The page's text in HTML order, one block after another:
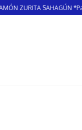
SAHAGÚN *Pacto de